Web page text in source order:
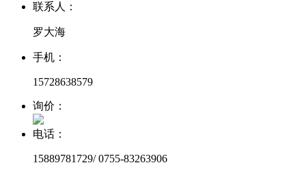
联系人：
罗大海
手机：
15728638579
询价：
电话：
15889781729/ 0755-83263906